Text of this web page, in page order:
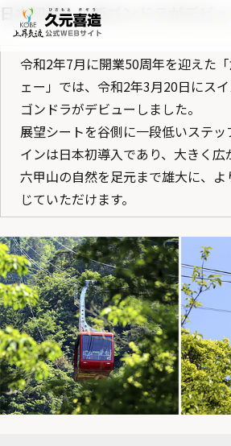
日本初導入！新ゴンドラがデビュ
令和2年7月に開業50周年を迎えた
ェー」では、令和2年3月20日にス
ゴンドラがデビューしました。
展望シートを谷側に一段低いステ
インは日本初導入であり、大きく広
六甲山の自然を足元まで雄大に、
じていただけます。